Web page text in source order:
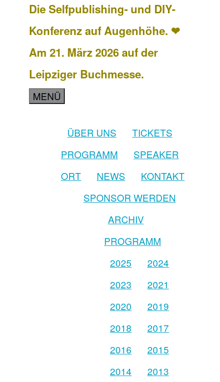
Die Selfpublishing- und DIY-
Konferenz auf Augenhöhe. ❤
Am 21. März 2026 auf der
Leipziger Buchmesse.
MENÜ
ÜBER UNS
TICKETS
PROGRAMM
SPEAKER
ORT
NEWS
KONTAKT
SPONSOR WERDEN
ARCHIV
PROGRAMM
2025
2024
2023
2021
2020
2019
2018
2017
2016
2015
2014
2013